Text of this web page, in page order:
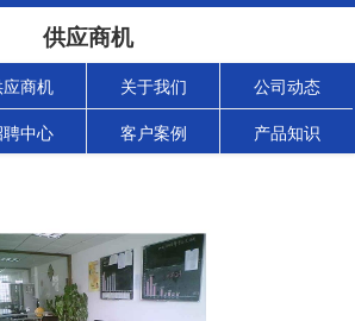
供应商机
应商机 关于我们 公司动态
聘中心 客户案例 产品知识